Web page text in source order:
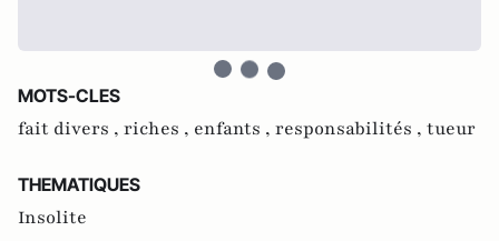
MOTS-CLES
fait divers , riches , enfants , responsabilités , tueur
THEMATIQUES
Insolite